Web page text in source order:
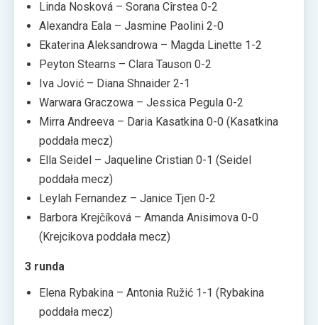
Linda Nosková – Sorana Cîrstea 0-2
Alexandra Eala – Jasmine Paolini 2-0
Ekaterina Aleksandrowa – Magda Linette 1-2
Peyton Stearns – Clara Tauson 0-2
Iva Jović – Diana Shnaider 2-1
Warwara Graczowa – Jessica Pegula 0-2
Mirra Andreeva – Daria Kasatkina 0-0 (Kasatkina
poddała mecz)
Ella Seidel – Jaqueline Cristian 0-1 (Seidel
poddała mecz)
Leylah Fernandez – Janice Tjen 0-2
Barbora Krejčíková – Amanda Anisimova 0-0
(Krejcikova poddała mecz)
3 runda
Elena Rybakina – Antonia Ružić 1-1 (Rybakina
poddała mecz)